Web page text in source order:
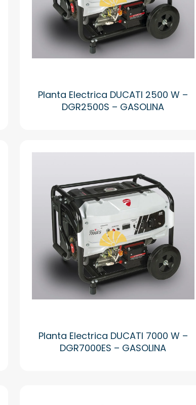
Planta Electrica DUCATI 2500 W –
DGR2500S – GASOLINA
Planta Electrica DUCATI 7000 W –
DGR7000ES – GASOLINA